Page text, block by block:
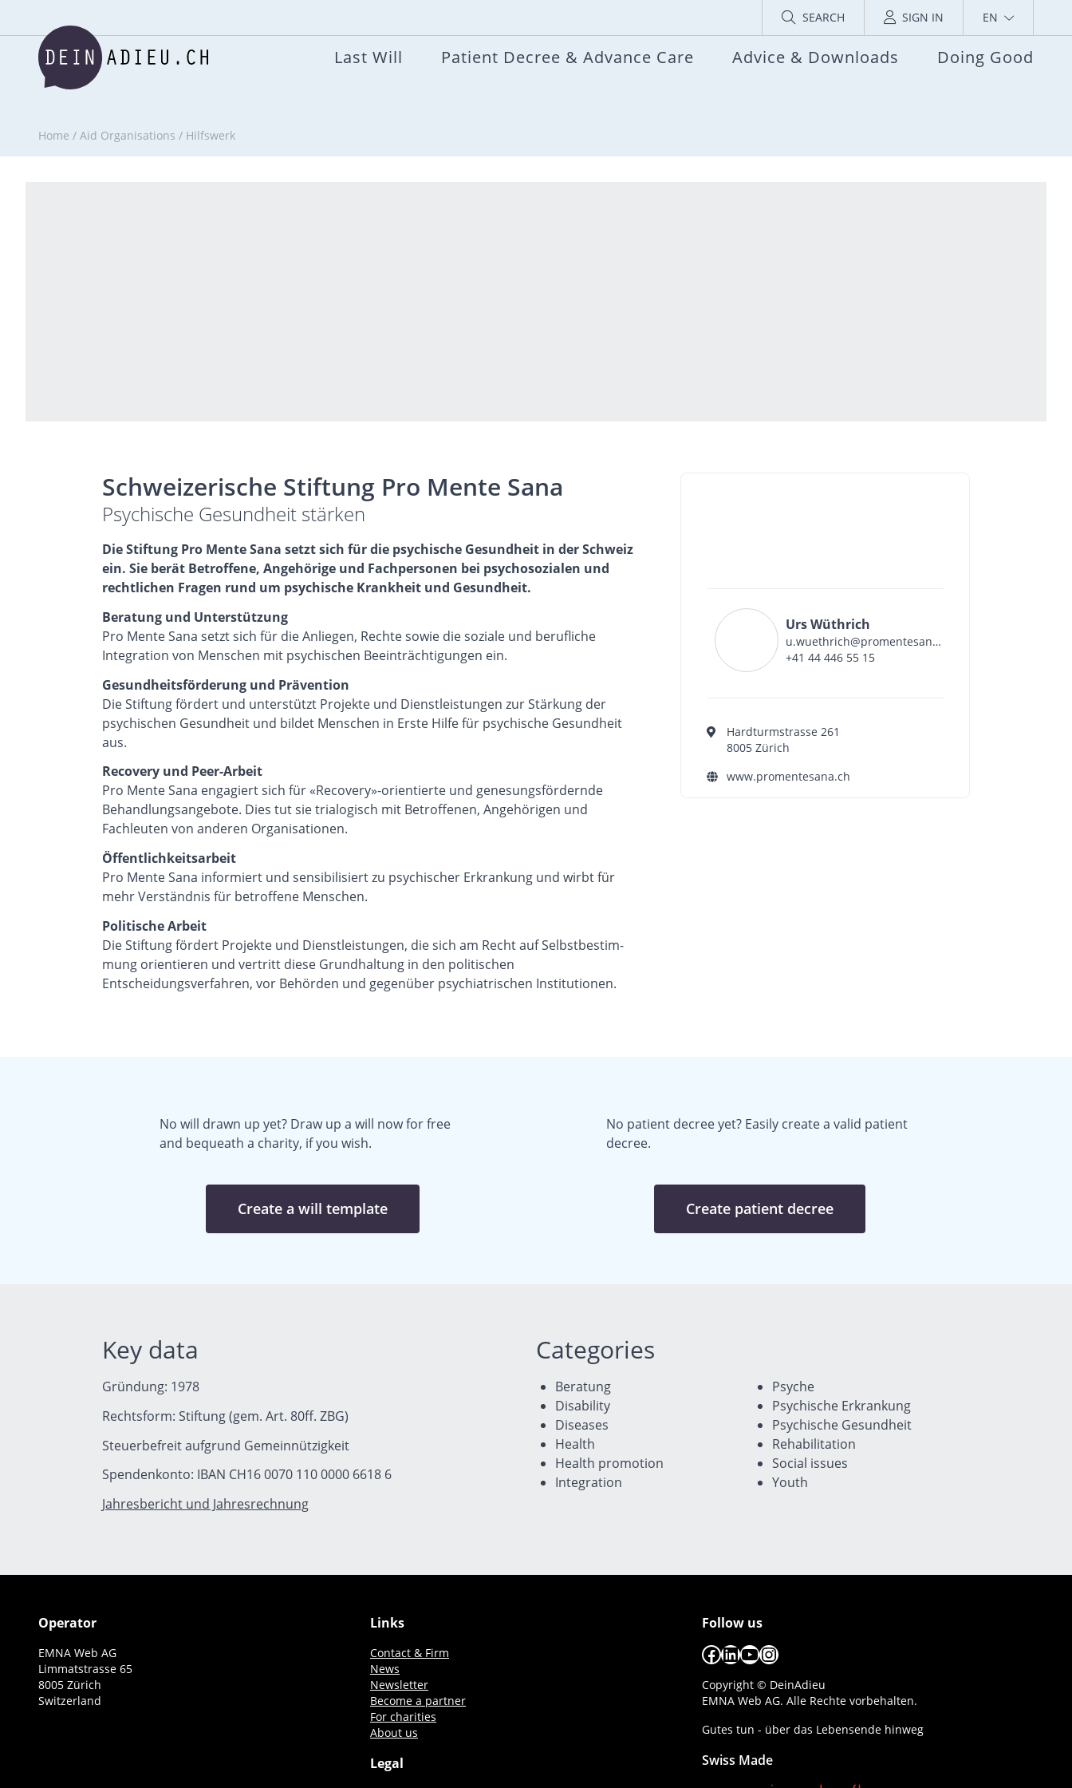
SEARCH SIGN IN EN
Last Will Patient Decree & Advance Care Advice & Downloads Doing Good
Home / Aid Organisations / Hilfswerk
Schweizerische Stiftung Pro Mente Sana
Psychische Gesundheit stärken
Die Stiftung Pro Mente Sana setzt sich für die psychische Gesundheit in der Schweiz
ein. Sie berät Betroffene, Angehörige und Fachpersonen bei psychosozialen und
rechtlichen Fragen rund um psychische Krankheit und Gesundheit.
Beratung und Unterstützung
Pro Mente Sana setzt sich für die Anliegen, Rechte sowie die soziale und berufliche
Integration von Menschen mit psychischen Beeinträchtigungen ein.
Gesundheitsförderung und Prävention
Die Stiftung fördert und unterstützt Projekte und Dienstleistungen zur Stärkung der
psychischen Gesundheit und bildet Menschen in Erste Hilfe für psychische Gesundheit
aus.
Recovery und Peer-Arbeit
Pro Mente Sana engagiert sich für «Recovery»-orientierte und genesungsför­dernde
Behandlungsangebote. Dies tut sie trialogisch mit Betroffenen, Angehörigen und
Fachleuten von anderen Organisationen.
Öffentlichkeitsarbeit
Pro Mente Sana informiert und sensibilisiert zu psychischer Erkrankung und wirbt für
mehr Verständnis für betroffene Menschen.
Politische Arbeit
Die Stiftung fördert Projekte und Dienstleistungen, die sich am Recht auf Selbstbestim­
mung orientieren und vertritt diese Grundhaltung in den poli­tischen
Entscheidungsverfahren, vor Behörden und gegenüber psychiatrischen Institu­tionen.
Urs Wüthrich
u.wuethrich@promentesana.ch
+41 44 446 55 15
Hardturmstrasse 261
8005 Zürich
www.promentesana.ch
No will drawn up yet? Draw up a will now for free
and bequeath a charity, if you wish.
Create a will template
No patient decree yet? Easily create a valid patient
decree.
Create patient decree
Key data
Gründung: 1978
Rechtsform: Stiftung (gem. Art. 80ff. ZBG)
Steuerbefreit aufgrund Gemeinnützigkeit
Spendenkonto: IBAN CH16 0070 110 0000 6618 6
Jahresbericht und Jahresrechnung
Categories
Beratung
Disability
Diseases
Health
Health promotion
Integration
Psyche
Psychische Erkrankung
Psychische Gesundheit
Rehabilitation
Social issues
Youth
Operator
EMNA Web AG
Limmatstrasse 65
8005 Zürich
Switzerland
Links
Contact & Firm
News
Newsletter
Become a partner
For charities
About us
Legal
Follow us
Facebook
LinkedIn
YouTube
Instagram
Copyright © DeinAdieu
EMNA Web AG. Alle Rechte vorbehalten.
Gutes tun - über das Lebensende hinweg
Swiss Made